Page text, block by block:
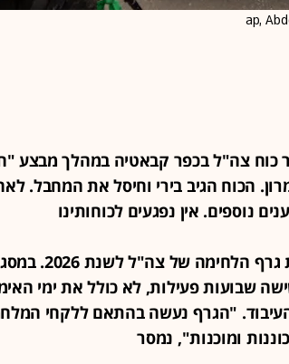
כוח צה"ל בכפר קבאטיה במהלך מבצע
הכוח הגיב בירי וחיסל את המחבל.
נוספים. אין נפגעים לכוחותינו
21:44 - הרמטכ"ל זמיר אישר את גרף
שבועות פעילות, לא כולל את ימי
"הגרף נעשה בהתאם ללקחי
ומוכנות", נמסר